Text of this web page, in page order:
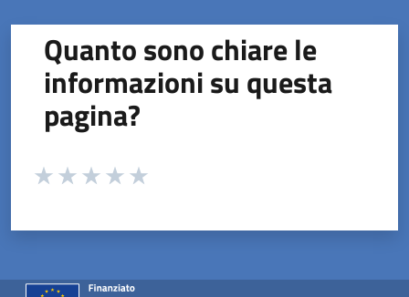
Quanto sono chiare le
informazioni su questa
pagina?
Valuta da 1 a 5 stelle la pagina